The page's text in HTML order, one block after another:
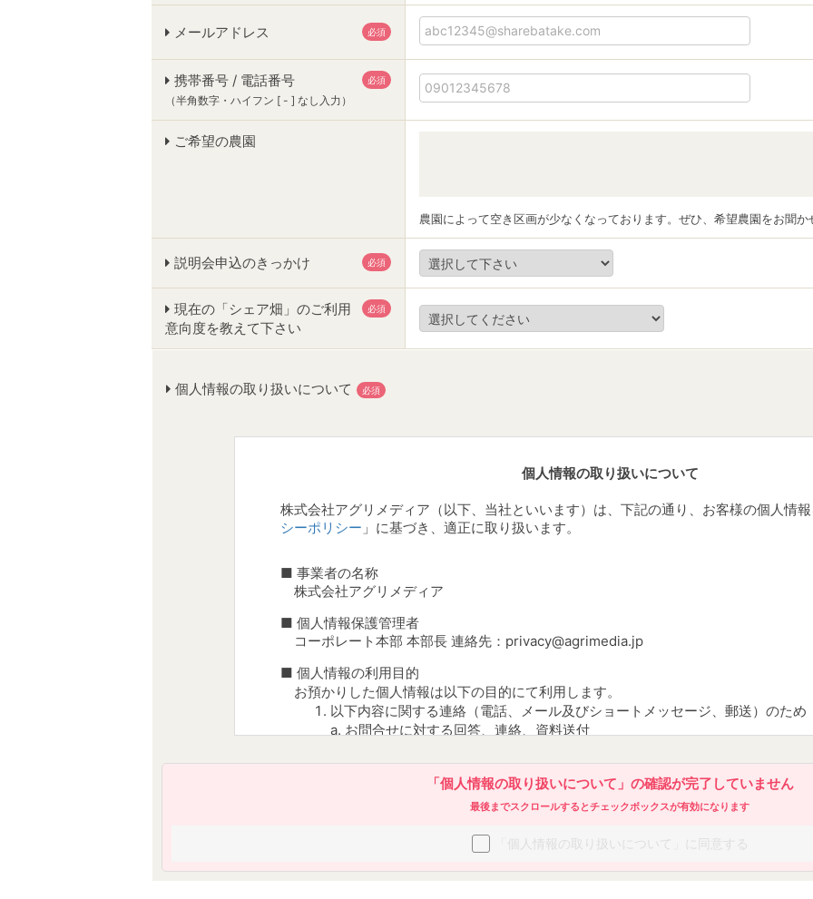
必須
メールアドレス
必須
携帯番号 / 電話番号
（半角数字・ハイフン [ - ] なし入力）
ご希望の農園
農園によって空き区画が少なくなっております。ぜひ、希望農園をお聞か
必須
説明会申込のきっかけ
必須
現在の「シェア畑」のご利用
意向度を教えて下さい
個人情報の取り扱いについて 必須
個人情報の取り扱いについて
株式会社アグリメディア（以下、当社といいます）は、下記の通り、お客様の個人情
シーポリシー 」に基づき、適正に取り扱います。
■ 事業者の名称
株式会社アグリメディア
■ 個人情報保護管理者
コーポレート本部 本部長 連絡先：privacy@agrimedia.jp
■ 個人情報の利用目的
お預かりした個人情報は以下の目的にて利用します。
以下内容に関する連絡（電話、メール及びショートメッセージ、郵送）のため
a. お問合せに対する回答、連絡、資料送付
c. ご請求いただいた資料に関連するサービスのご案内、ご提案
d. 当社から当社及び第三者のサービスについての広告及び宣伝を送付するため
参加者、受講者、顧客管理のため
当社又は他の事業者が運営する媒体において、会員様の属性・行動履歴等の分
「個人情報の取り扱いについて」の確認が完了していません
最後までスクロールするとチェックボックスが有効になります
「個人情報の取り扱いについて」に同意する